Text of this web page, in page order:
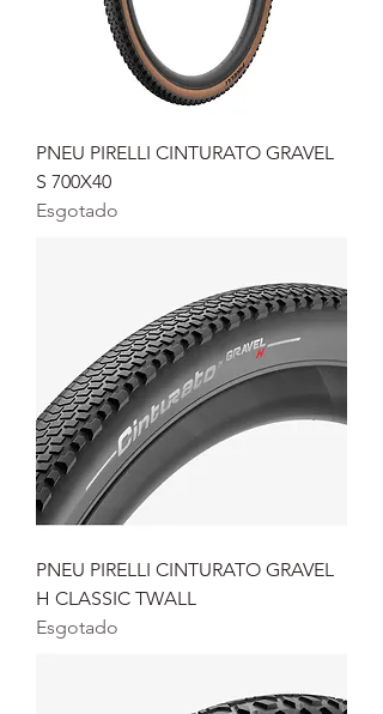
PNEU PIRELLI CINTURATO GRAVEL
S 700X40
Esgotado
PNEU PIRELLI CINTURATO GRAVEL
H CLASSIC TWALL
Esgotado